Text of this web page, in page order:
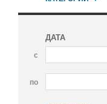
ДАТА
с
по